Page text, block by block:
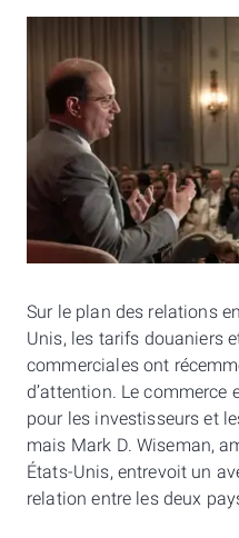
Sur le plan des relations
Unis, les tarifs douaniers
commerciales ont
d’attention. Le commerce
pour les investisseurs et
mais Mark D. Wiseman,
États-Unis, entrevoit un
relation entre les deux